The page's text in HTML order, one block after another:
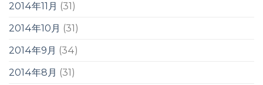
2014年11月 (31)
2014年10月 (31)
2014年9月 (34)
2014年8月 (31)